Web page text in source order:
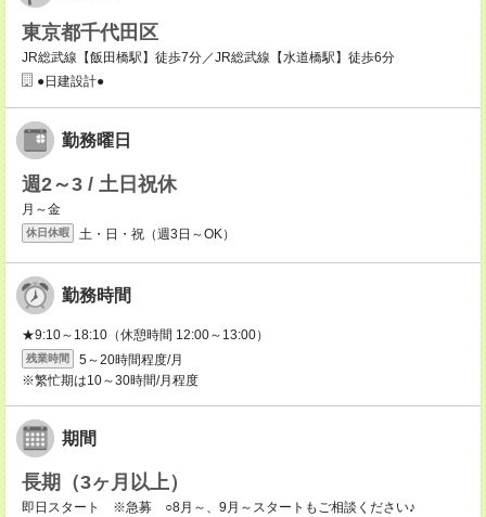
東京都千代田区
JR総武線【飯田橋駅】徒歩7分／JR総武線【水道橋駅】徒歩6分
●日建設計●
勤務曜日
週2～3 / 土日祝休
月～金
休日休暇 土・日・祝（週3日～OK）
勤務時間
★9:10～18:10（休憩時間 12:00～13:00）
残業時間
5～20時間程度/月
※繁忙期は10～30時間/月程度
期間
長期（3ヶ月以上）
即日スタート ※急募 ○8月～、9月～スタートもご相談ください♪